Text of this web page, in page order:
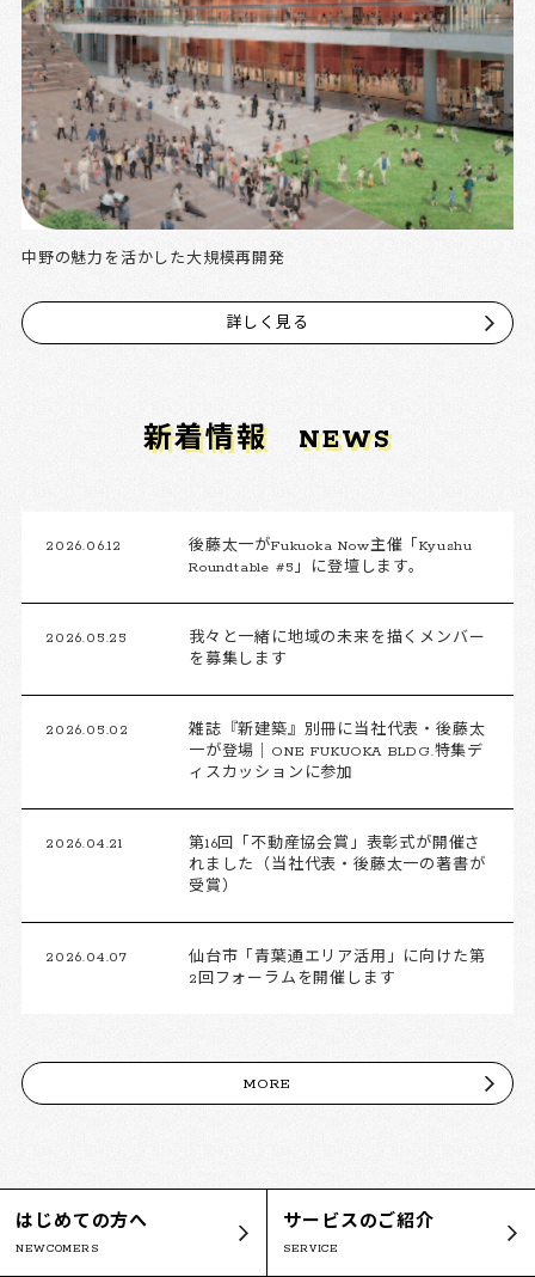
中野の魅力を活かした大規模再開発
詳しく見る
新着情報 NEWS
2026.06.12
後藤太一がFukuoka Now主催「Kyushu
Roundtable #5」に登壇します。
2026.05.25
我々と一緒に地域の未来を描くメンバー
を募集します
2026.05.02
雑誌『新建築』別冊に当社代表・後藤太
一が登場｜ONE FUKUOKA BLDG.特集デ
ィスカッションに参加
2026.04.21
第16回「不動産協会賞」表彰式が開催さ
れました（当社代表・後藤太一の著書が
受賞）
2026.04.07
仙台市「青葉通エリア活用」に向けた第
2回フォーラムを開催します
MORE
はじめての方へ
NEWCOMERS
サービスのご紹介
SERVICE